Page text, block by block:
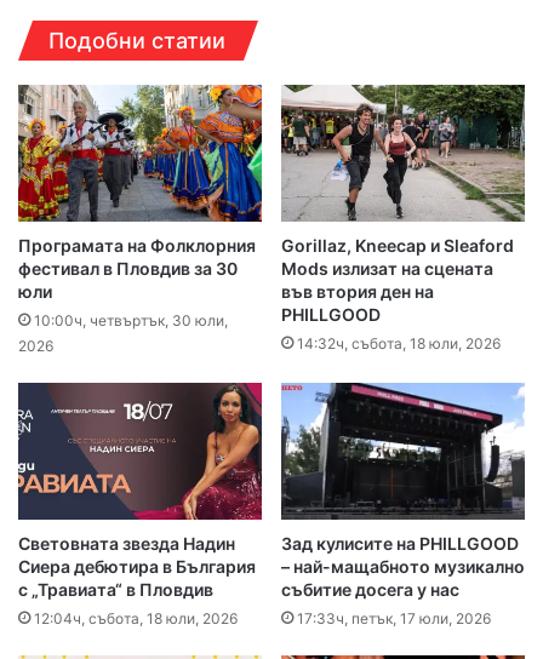
Подобни статии
Програмата на Фолклорния
фестивал в Пловдив за 30
юли
10:00ч, четвъртък, 30 юли,
2026
Gorillaz, Kneecap и Sleaford
Mods излизат на сцената
във втория ден на
PHILLGOOD
14:32ч, събота, 18 юли, 2026
Световната звезда Надин
Сиера дебютира в България
с „Травиата“ в Пловдив
12:04ч, събота, 18 юли, 2026
Зад кулисите на PHILLGOOD
– най-мащабното музикално
събитие досега у нас
17:33ч, петък, 17 юли, 2026